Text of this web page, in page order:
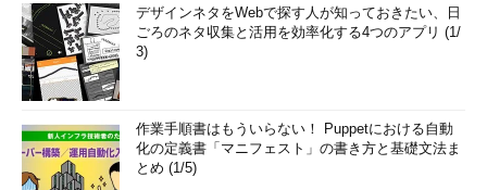
デザインネタをWebで探す人が知っておきたい、日
ごろのネタ収集と活用を効率化する4つのアプリ (1/
3)
作業手順書はもういらない！ Puppetにおける自動
化の定義書「マニフェスト」の書き方と基礎文法ま
とめ (1/5)